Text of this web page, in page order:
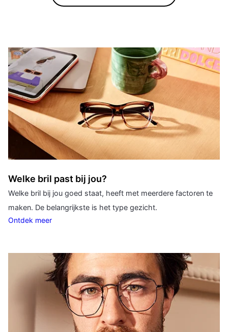
Welke bril past bij jou?
Welke bril bij jou goed staat, heeft met meerdere factoren te
maken. De belangrijkste is het type gezicht.
Ontdek meer